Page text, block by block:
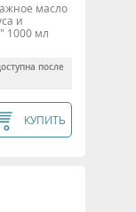
масло
и
1000 мл
после
КУПИТЬ